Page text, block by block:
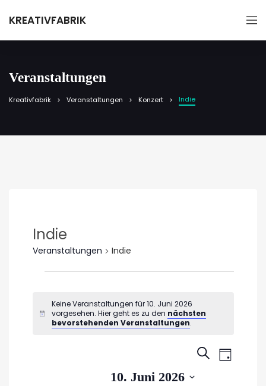
KREATIVFABRIK
Veranstaltungen
Kreativfabrik Veranstaltungen Konzert Indie
Indie
Veranstaltungen Indie
für
10.
Hinweis
Keine Veranstaltungen für 10. Juni 2026
vorgesehen. Hier geht es zu den nächsten
bevorstehenden Veranstaltungen.
Suche
SUCHE
TAG
10. Juni 2026